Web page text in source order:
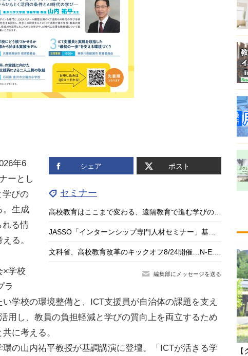
シェア ポスト
セミナー
高校教育はここまで変わる、遠隔教育で進む学びのアップデート
JASSO「インターンシップ専門人材セミナー」基礎編9/15…大学等の先生が対象
文科省、高校教育改革のキックオフ8/24開催…N-E.X.T.始動
編集部にメッセージを送る
年6
ーとし
学びの
。生成
れる情
る。
×学校
ラ
学校の環境整備と、ICT支援員が自治体の課題を支え
用し、教員の負担軽減と学びの質向上を両立するため
に考える。
の山内祐平教授が基調講演に登壇。「ICTが活きる学